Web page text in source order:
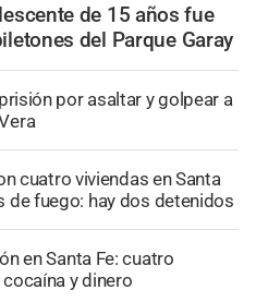
de 15 años fue
del Parque Garay
por asaltar y golpear a
cuatro viviendas en Santa
de fuego: hay dos detenidos
en Santa Fe: cuatro
y dinero